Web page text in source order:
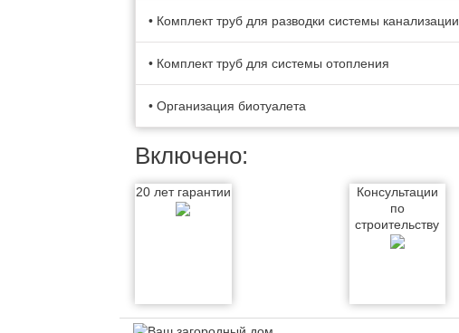
• Комплект труб для разводки системы канализации
• Комплект труб для системы отопления
• Организация биотуалета
Включено:
20 лет гарантии
Консультации
по
строительству